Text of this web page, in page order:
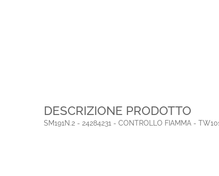
DESCRIZIONE PRODOTTO
SM191N.2 - 24284231 - CONTROLLO FIAMMA -